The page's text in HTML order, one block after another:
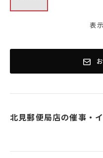
表
北見郵便局店の催事・